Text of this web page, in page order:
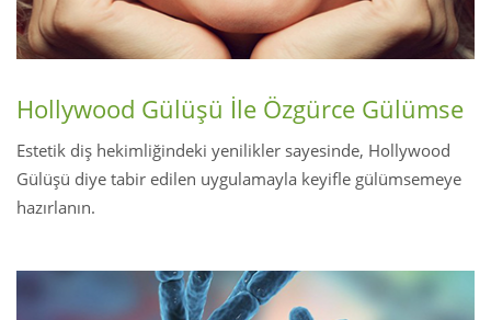
Hollywood Gülüşü İle Özgürce Gülümse
Estetik diş hekimliğindeki yenilikler sayesinde, Hollywood
Gülüşü diye tabir edilen uygulamayla keyifle gülümsemeye
hazırlanın.